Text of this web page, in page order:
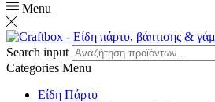
Menu
Search input
Categories Menu
Είδη Πάρτυ